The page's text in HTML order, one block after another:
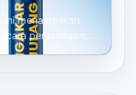
menampilkan
perusahaan,